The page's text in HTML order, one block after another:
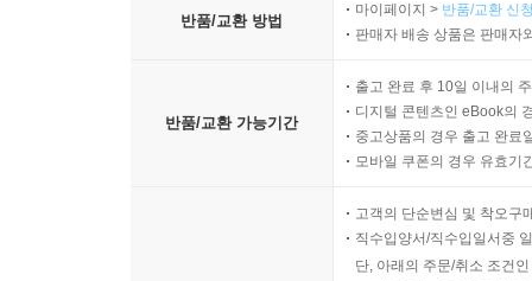
반품/교환 방법
마이페이지 > 반품/교환 신
판매자 배송 상품은 판매자
반품/교환 가능기간
출고 완료 후 10일 이내의
디지털 콘텐츠인 eBook의
중고상품의 경우 출고 완료
모바일 쿠폰의 경우 유효기
고객의 단순변심 및 착오구
직수입양서/직수입일서중
단, 아래의 주문/취소 조건